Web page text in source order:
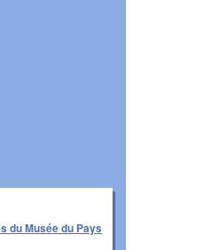
du Musée du Pays